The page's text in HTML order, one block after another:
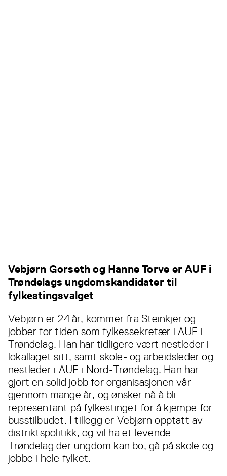
Vebjørn Gorseth og Hanne Torve er AUF i
Trøndelags ungdomskandidater til
fylkestingsvalget
Vebjørn er 24 år, kommer fra Steinkjer og
jobber for tiden som fylkessekretær i AUF i
Trøndelag. Han har tidligere vært nestleder i
lokallaget sitt, samt skole- og arbeidsleder og
nestleder i AUF i Nord-Trøndelag. Han har
gjort en solid jobb for organisasjonen vår
gjennom mange år, og ønsker nå å bli
representant på fylkestinget for å kjempe for
busstilbudet. I tillegg er Vebjørn opptatt av
distriktspolitikk, og vil ha et levende
Trøndelag der ungdom kan bo, gå på skole og
jobbe i hele fylket.